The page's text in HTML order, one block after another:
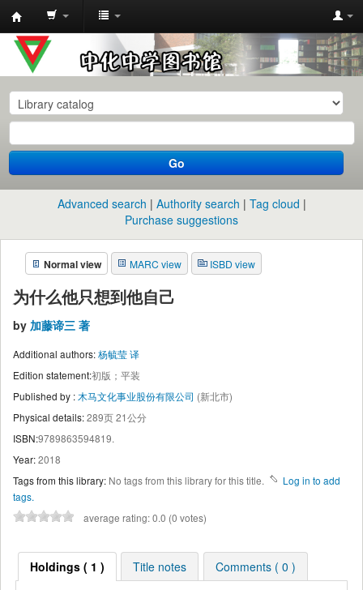
中
化
中
学
图
书
馆
目
录
Go
Advanced search Authority search
Tag cloud
Purchase suggestions
Normal view MARC view ISBD view
为什么他只想到他自己
by 加藤谛三 著
Additional authors:杨毓莹 译
Edition statement:初版；平装
Published by : 木马文化事业股份有限公司 (新北市)
Physical details:289页 21公分
ISBN:9789863594819.
Year:2018
Tags from this library: No tags from this library for this title.
Log in to add
tags.
average rating: 0.0 (0 votes)
Holdings ( 1 ) Title notes Comments ( 0 )